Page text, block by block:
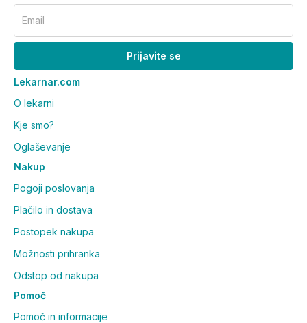
Email
Prijavite se
Lekarnar.com
O lekarni
Kje smo?
Oglaševanje
Nakup
Pogoji poslovanja
Plačilo in dostava
Postopek nakupa
Možnosti prihranka
Odstop od nakupa
Pomoč
Pomoč in informacije